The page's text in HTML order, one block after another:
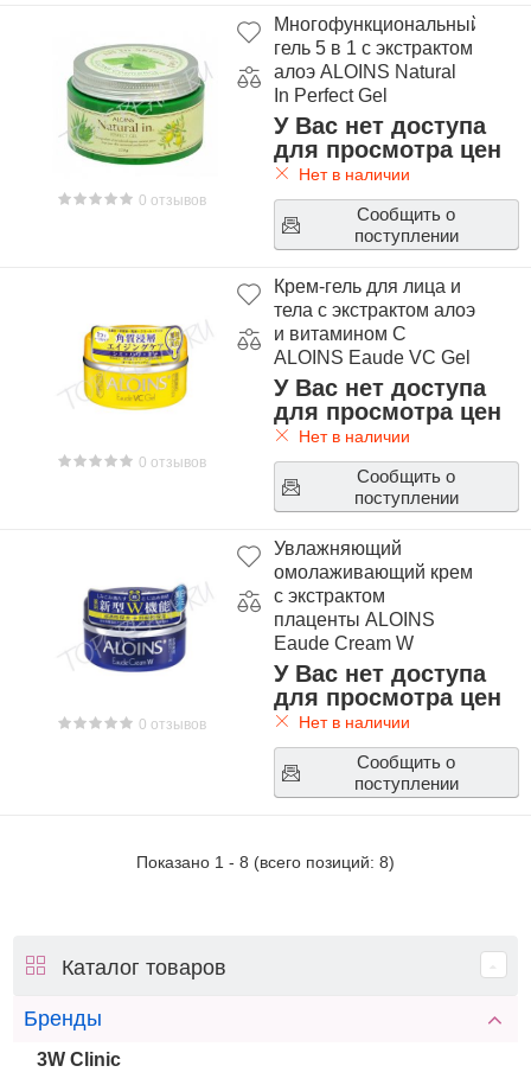
0 отзывов
Многофункциональный
гель 5 в 1 с экстрактом
алоэ ALOINS Natural
In Perfect Gel
У Вас нет доступа
для просмотра цен
Нет в наличии
Сообщить о
поступлении
0 отзывов
Крем-гель для лица и
тела с экстрактом алоэ
и витамином С
ALOINS Eaude VC Gel
У Вас нет доступа
для просмотра цен
Нет в наличии
Сообщить о
поступлении
0 отзывов
Увлажняющий
омолаживающий крем
с экстрактом
плаценты ALOINS
Eaude Cream W
У Вас нет доступа
для просмотра цен
Нет в наличии
Сообщить о
поступлении
Показано 1 - 8 (всего позиций: 8)
Каталог товаров
Бренды
3W Clinic